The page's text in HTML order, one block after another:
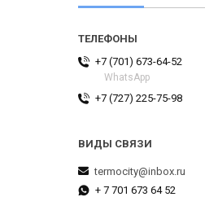
+7 (701) 673-64-52
WhatsApp
+7 (727) 225-75-98
termocity@inbox.ru
+ 7 701 673 64 52